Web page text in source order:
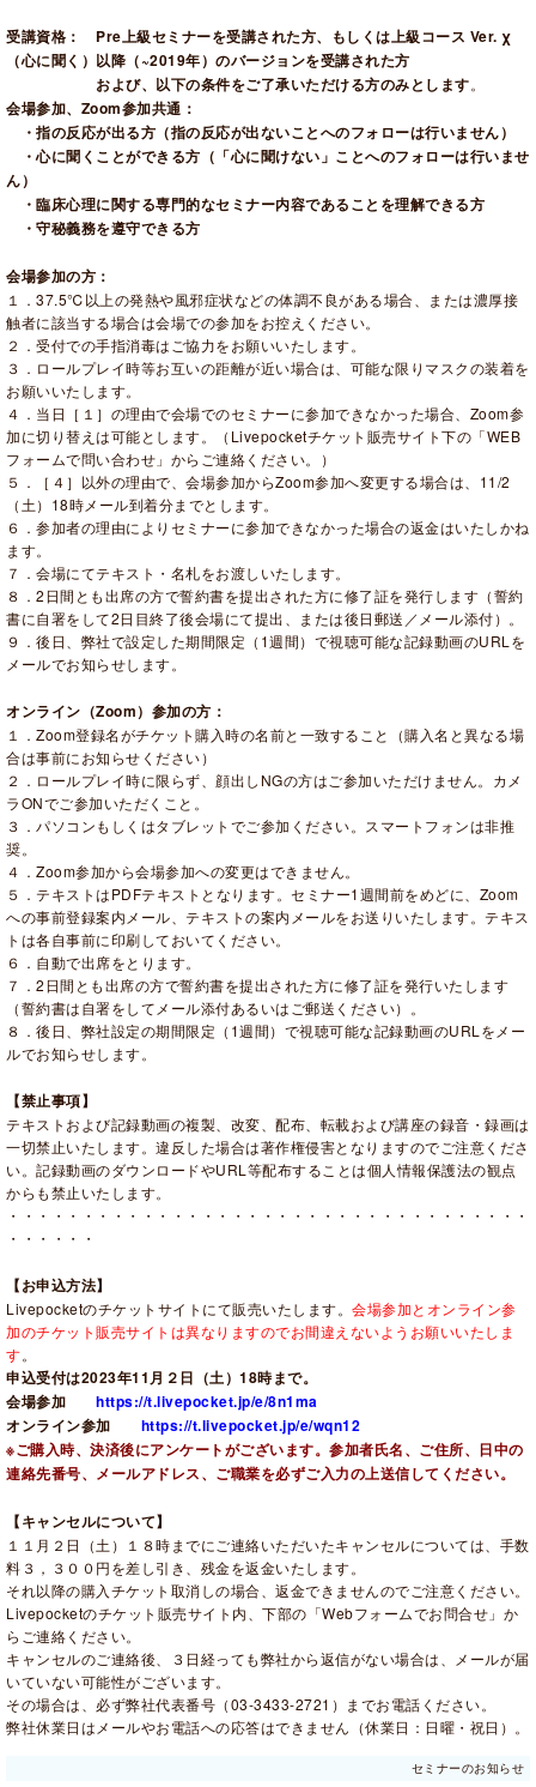
受講資格：
Pre上級セミナーを受講された方、もしくは上級コース Ver. χ
（心に聞く）以降（~2019年）のバージョンを受講された方
および、以下の条件をご了承いただける方のみとします。
会場参加、Zoom参加共通：
・指の反応が出る方（指の反応が出ないことへのフォローは行いません）
・心に聞くことができる方（「心に聞けない」ことへのフォローは行いませ
ん）
・臨床心理に関する専門的なセミナー内容であることを理解できる方
・守秘義務を遵守できる方
会場参加の方：
１．37.5℃以上の発熱や風邪症状などの体調不良がある場合、または濃厚接
触者に該当する場合は会場での参加をお控えください。
２．受付での手指消毒はご協力をお願いいたします。
３．ロールプレイ時等お互いの距離が近い場合は、可能な限りマスクの装着を
お願いいたします。
４．当日［１］の理由で会場でのセミナーに参加できなかった場合、Zoom参
加に切り替えは可能とします。（Livepocketチケット販売サイト下の「WEB
フォームで問い合わせ」からご連絡ください。）
５．［４］以外の理由で、会場参加からZoom参加へ変更する場合は、11/2
（土）18時メール到着分までとします。
６．参加者の理由によりセミナーに参加できなかった場合の返金はいたしかね
ます。
７．会場にてテキスト・名札をお渡しいたします。
８．2日間とも出席の方で誓約書を提出された方に修了証を発行します（誓約
書に自署をして2日目終了後会場にて提出、または後日郵送／メール添付）。
９．後日、弊社で設定した期間限定（1週間）で視聴可能な記録動画のURLを
メールでお知らせします。
オンライン（Zoom）参加の方：
１．Zoom登録名がチケット購入時の名前と一致すること（購入名と異なる場
合は事前にお知らせください）
２．ロールプレイ時に限らず、顔出しNGの方はご参加いただけません。カメ
ラONでご参加いただくこと。
３．パソコンもしくはタブレットでご参加ください。スマートフォンは非推
奨。
４．Zoom参加から会場参加への変更はできません。
５．テキストはPDFテキストとなります。セミナー1週間前をめどに、Zoom
への事前登録案内メール、テキストの案内メールをお送りいたします。テキス
トは各自事前に印刷しておいてください。
６．自動で出席をとります。
７．2日間とも出席の方で誓約書を提出された方に修了証を発行いたします
（誓約書は自署をしてメール添付あるいはご郵送ください）。
８．後日、弊社設定の期間限定（1週間）で視聴可能な記録動画のURLをメー
ルでお知らせします。
【禁止事項】
テキストおよび記録動画の複製、改変、配布、転載および講座の録音・録画は
一切禁止いたします。違反した場合は著作権侵害となりますのでご注意くださ
い。記録動画のダウンロードやURL等配布することは個人情報保護法の観点
からも禁止いたします。
・・・・・・・・・・・・・・・・・・・・・・・・・・・・・・・・・・・
・・・・・・
【お申込方法】
Livepocketのチケットサイトにて販売いたします。 会場参加とオンライン参
加のチケット販売サイトは異なりますのでお間違えないようお願いいたしま
す。
申込受付は2023年11月２日（土）18時まで。
会場参加 https://t.livepocket.jp/e/8n1ma
オンライン参加 https://t.livepocket.jp/e/wqn12
※ご購入時、決済後にアンケートがございます。参加者氏名、ご住所、日中の
連絡先番号、メールアドレス、ご職業を必ずご入力の上送信してください。
【キャンセルについて】
１１月２日（土）１８時までにご連絡いただいたキャンセルについては、手数
料３，３００円を差し引き、残金を返金いたします。
それ以降の購入チケット取消しの場合、返金できませんのでご注意ください。
Livepocketのチケット販売サイト内、下部の「Webフォームでお問合せ」か
らご連絡ください。
キャンセルのご連絡後、３日経っても弊社から返信がない場合は、メールが届
いていない可能性がございます。
その場合は、必ず弊社代表番号（03-3433-2721）までお電話ください。
弊社休業日はメールやお電話への応答はできません（休業日：日曜・祝日）。
セミナーのお知らせ